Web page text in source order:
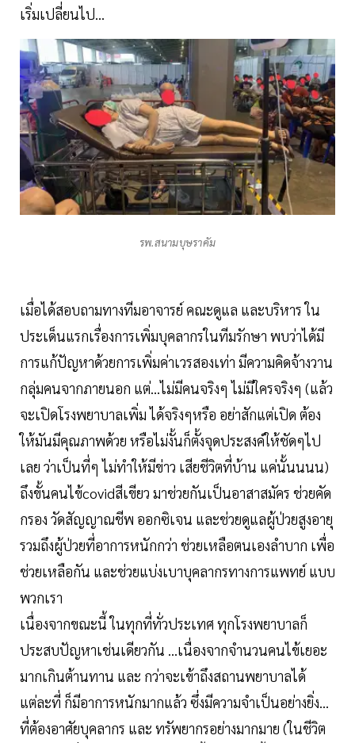
เริ่มเปลี่ยนไป…
รพ.สนามบุษราคัม
เมื่อได้สอบถามทางทีมอาจารย์ คณะดูแล และบริหาร ใน
ประเด็นแรกเรื่องการเพิ่มบุคลากรในทีมรักษา พบว่าได้มี
การแก้ปัญหาด้วยการเพิ่มค่าเวรสองเท่า มีความคิดจ้างวาน
กลุ่มคนจากภายนอก แต่…ไม่มีคนจริงๆ ไม่มีใครจริงๆ (แล้ว
จะเปิดโรงพยาบาลเพิ่ม ได้จริงๆหรือ อย่าสักแต่เปิด ต้อง
ให้มันมีคุณภาพด้วย หรือไม่งั้นก็ตั้งจุดประสงค์ให้ชัดๆไป
เลย ว่าเป็นที่ๆ ไม่ทำให้มีข่าว เสียชีวิตที่บ้าน แค่นั้นนนน)
ถึงขั้นคนไข้covidสีเขียว มาช่วยกันเป็นอาสาสมัคร ช่วยคัด
กรอง วัดสัญญาณชีพ ออกซิเจน และช่วยดูแลผู้ป่วยสูงอายุ
รวมถึงผู้ป่วยที่อาการหนักกว่า ช่วยเหลือตนเองลำบาก เพื่อ
ช่วยเหลือกัน และช่วยแบ่งเบาบุคลากรทางการแพทย์ แบบ
พวกเรา
เนื่องจากขณะนี้ ในทุกที่ทั่วประเทศ ทุกโรงพยาบาลก็
ประสบปัญหาเช่นเดียวกัน …เนื่องจากจำนวนคนไข้เยอะ
มากเกินต้านทาน และ กว่าจะเข้าถึงสถานพยาบาลได้
แต่ละที่ ก็มีอาการหนักมากแล้ว ซึ่งมีความจำเป็นอย่างยิ่ง…
ที่ต้องอาศัยบุคลากร และ ทรัพยากรอย่างมากมาย (ในชีวิต